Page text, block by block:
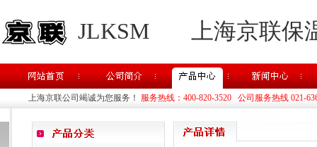
JLKSM 上海京联
上海京联公司竭诚为您服务！ 服务热线：400-820-3520 公司服务热线 021-